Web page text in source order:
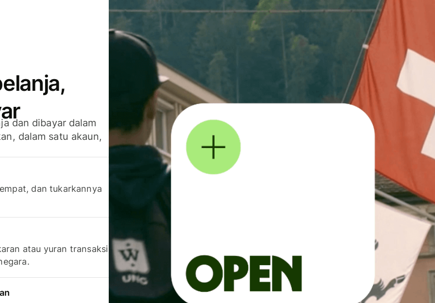
dan dibayar dalam
dalam satu akaun,
dan tukarkannya
atau yuran transaksi